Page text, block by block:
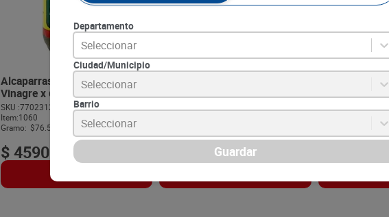
Alcaparras La Coruña en
Vinagre x 60 g
SKU :7702312090023
Item:1060
Gramo: $76.50
$4590
425 g
Atún Van
Oliva x 160 g
Departamento
Seleccionar
Ciudad/Municipio
Seleccionar
Barrio
Seleccionar
Guardar